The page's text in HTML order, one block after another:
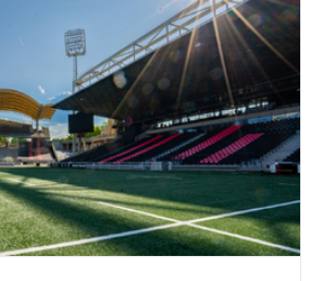
Stadium de Gerland - Lou
Rugby
Jean Jaurès - 69007 Lyon 7ème
+33 (0)4 72 82 27 27
En savoir plus